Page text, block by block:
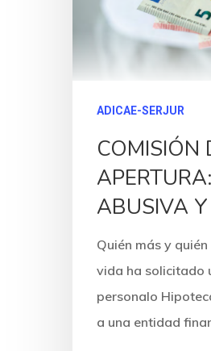
ADICAE-SERJUR
COMISIÓN
ABUSIVA
Quién más y
vida ha solicitado
personalo
a una entidad